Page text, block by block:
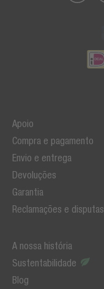
Apoio
Compra e pagamento
Envio e entrega
Devoluções
Garantia
Reclamações e disputas
A nossa história
Sustentabilidade
Blog